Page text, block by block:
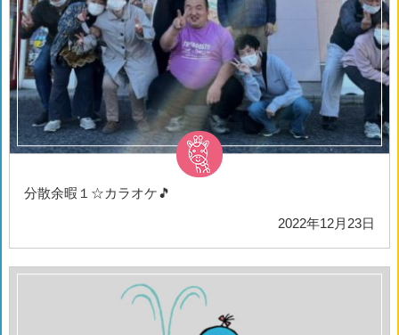
分散余暇１☆カラオケ🎵
2022年12月23日